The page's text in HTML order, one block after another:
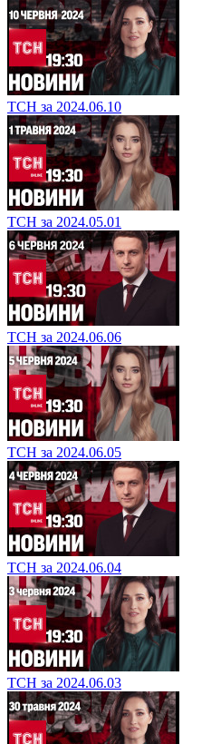
ТСН за 2024.06.10
ТСН за 2024.05.01
ТСН за 2024.06.06
ТСН за 2024.06.05
ТСН за 2024.06.04
ТСН за 2024.06.03